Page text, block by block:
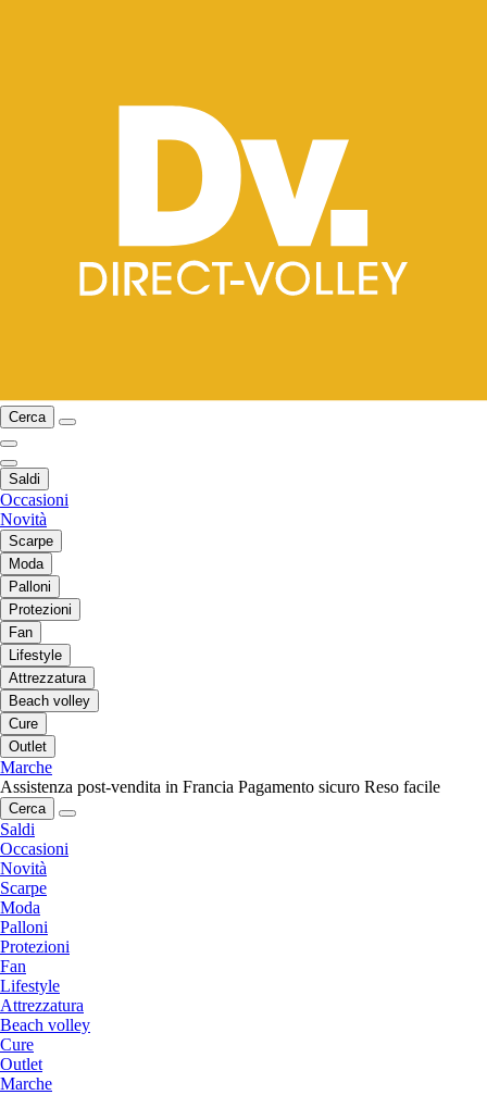
Cerca
Saldi
Occasioni
Novità
Scarpe
Moda
Palloni
Protezioni
Fan
Lifestyle
Attrezzatura
Beach volley
Cure
Outlet
Marche
Assistenza post-vendita in Francia Pagamento sicuro Reso facile
Cerca
Saldi
Occasioni
Novità
Scarpe
Moda
Palloni
Protezioni
Fan
Lifestyle
Attrezzatura
Beach volley
Cure
Outlet
Marche